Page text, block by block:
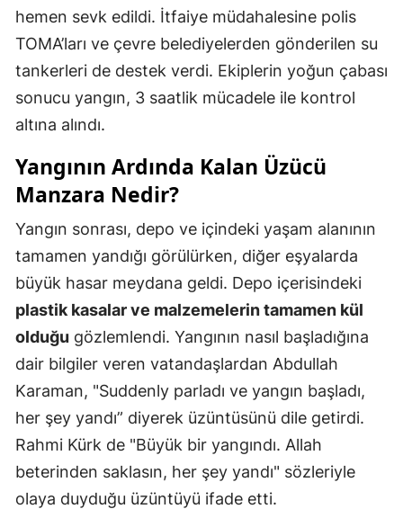
hemen sevk edildi. İtfaiye müdahalesine polis
TOMA’ları ve çevre belediyelerden gönderilen su
tankerleri de destek verdi. Ekiplerin yoğun çabası
sonucu yangın, 3 saatlik mücadele ile kontrol
altına alındı.
Yangının Ardında Kalan Üzücü
Manzara Nedir?
Yangın sonrası, depo ve içindeki yaşam alanının
tamamen yandığı görülürken, diğer eşyalarda
büyük hasar meydana geldi. Depo içerisindeki
plastik kasalar ve malzemelerin tamamen kül
olduğu gözlemlendi. Yangının nasıl başladığına
dair bilgiler veren vatandaşlardan Abdullah
Karaman, "Suddenly parladı ve yangın başladı,
her şey yandı” diyerek üzüntüsünü dile getirdi.
Rahmi Kürk de "Büyük bir yangındı. Allah
beterinden saklasın, her şey yandı" sözleriyle
olaya duyduğu üzüntüyü ifade etti.